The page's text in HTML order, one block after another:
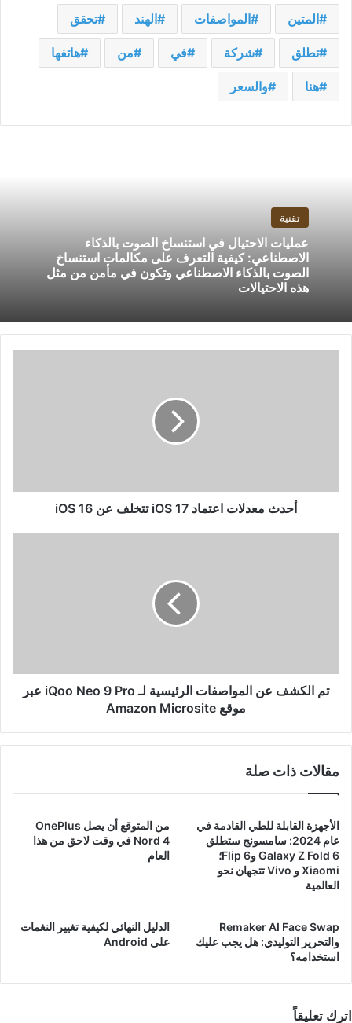
المتين المواصفات الهند تحقق
تطلق شركة في من هاتفها
هنا والسعر
تقنية
عمليات الاحتيال في استنساخ الصوت بالذكاء
الاصطناعي: كيفية التعرف على مكالمات استنساخ
الصوت بالذكاء الاصطناعي وتكون في مأمن من مثل
هذه الاحتيالات
16
أحدث معدلات اعتماد iOS 17 تتخلف عن iOS 16
9
Pro
Amazon
تم الكشف عن المواصفات الرئيسية لـ iQoo Neo 9 Pro عبر
موقع Amazon Microsite
مقالات ذات صلة
الأجهزة القابلة للطي القادمة في
عام 2024: سامسونج ستطلق
Galaxy Z Fold 6 وFlip 6؛
Xiaomi و Vivo تتجهان نحو
العالمية
من المتوقع أن يصل OnePlus
Nord 4 في وقت لاحق من هذا
العام
Remaker AI Face Swap
والتحرير التوليدي: هل يجب عليك
استخدامه؟
الدليل النهائي لكيفية تغيير النغمات
على Android
اترك تعليقاً